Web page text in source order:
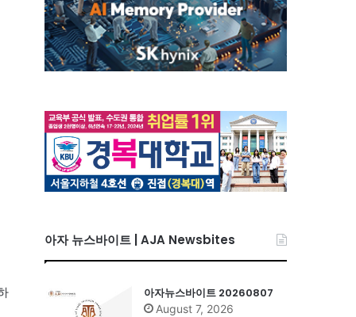
아자 뉴스바이트 | AJA Newsbites
아자뉴스바이트 20260807
August 7, 2026